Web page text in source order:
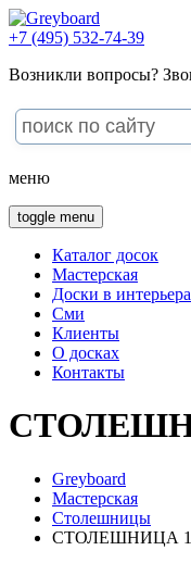
+7 (495) 532-74-39
Возникли вопросы?
меню
toggle menu
Каталог досок
Мастерская
Доски в
Сми
Клиенты
О досках
Контакты
Greyboard
Мастерская
Столешницы
СТОЛЕШНИЦА